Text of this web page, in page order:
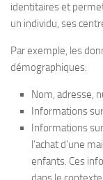
identitaires et
un individu, ses
Par exemple, les
démographiques:
Nom, adresse,
Informations
Informations
l’achat d’une
enfants. Ces